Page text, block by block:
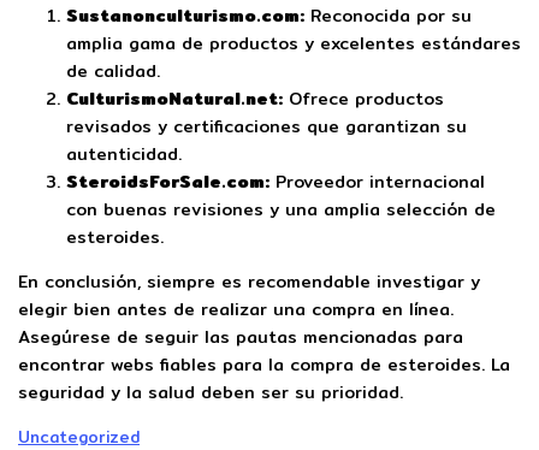
Sustanonculturismo.com: Reconocida por su
amplia gama de productos y excelentes estándares
de calidad.
CulturismoNatural.net: Ofrece productos
revisados y certificaciones que garantizan su
autenticidad.
SteroidsForSale.com: Proveedor internacional
con buenas revisiones y una amplia selección de
esteroides.
En conclusión, siempre es recomendable investigar y
elegir bien antes de realizar una compra en línea.
Asegúrese de seguir las pautas mencionadas para
encontrar webs fiables para la compra de esteroides. La
seguridad y la salud deben ser su prioridad.
Uncategorized